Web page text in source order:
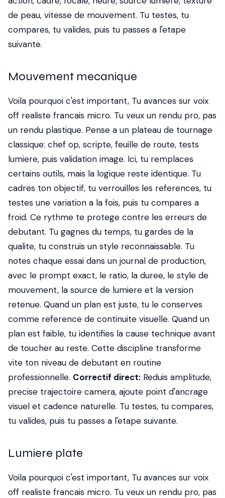
de peau, vitesse de mouvement. Tu testes, tu
compares, tu valides, puis tu passes a l'etape
suivante.
Mouvement mecanique
Voila pourquoi c'est important, Tu avances sur voix
off realiste francais micro. Tu veux un rendu pro, pas
un rendu plastique. Pense a un plateau de tournage
classique: chef op, scripte, feuille de route, tests
lumiere, puis validation image. Ici, tu remplaces
certains outils, mais la logique reste identique. Tu
cadres ton objectif, tu verrouilles les references, tu
testes une variation a la fois, puis tu compares a
froid. Ce rythme te protege contre les erreurs de
debutant. Tu gagnes du temps, tu gardes de la
qualite, tu construis un style reconnaissable. Tu
notes chaque essai dans un journal de production,
avec le prompt exact, le ratio, la duree, le style de
mouvement, la source de lumiere et la version
retenue. Quand un plan est juste, tu le conserves
comme reference de continuite visuelle. Quand un
plan est faible, tu identifies la cause technique avant
de toucher au reste. Cette discipline transforme
vite ton niveau de debutant en routine
professionnelle. Correctif direct: Reduis amplitude,
precise trajectoire camera, ajoute point d'ancrage
visuel et cadence naturelle. Tu testes, tu compares,
tu valides, puis tu passes a l'etape suivante.
Lumiere plate
Voila pourquoi c'est important, Tu avances sur voix
off realiste francais micro. Tu veux un rendu pro, pas